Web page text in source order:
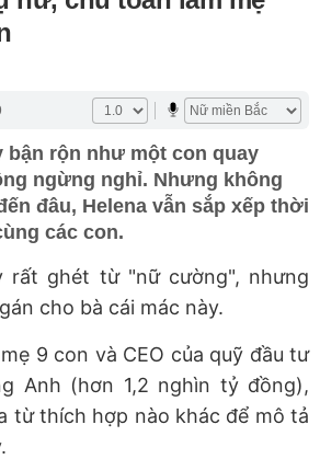
bận rộn như một con quay
ngừng nghỉ. Nhưng không
đâu, Helena vẫn sắp xếp thời
các con.
rất ghét từ "nữ cường", nhưng
cho bà cái mác này.
9 con và CEO của quỹ đầu tư
Anh (hơn 1,2 nghìn tỷ đồng),
từ thích hợp nào khác để mô tả